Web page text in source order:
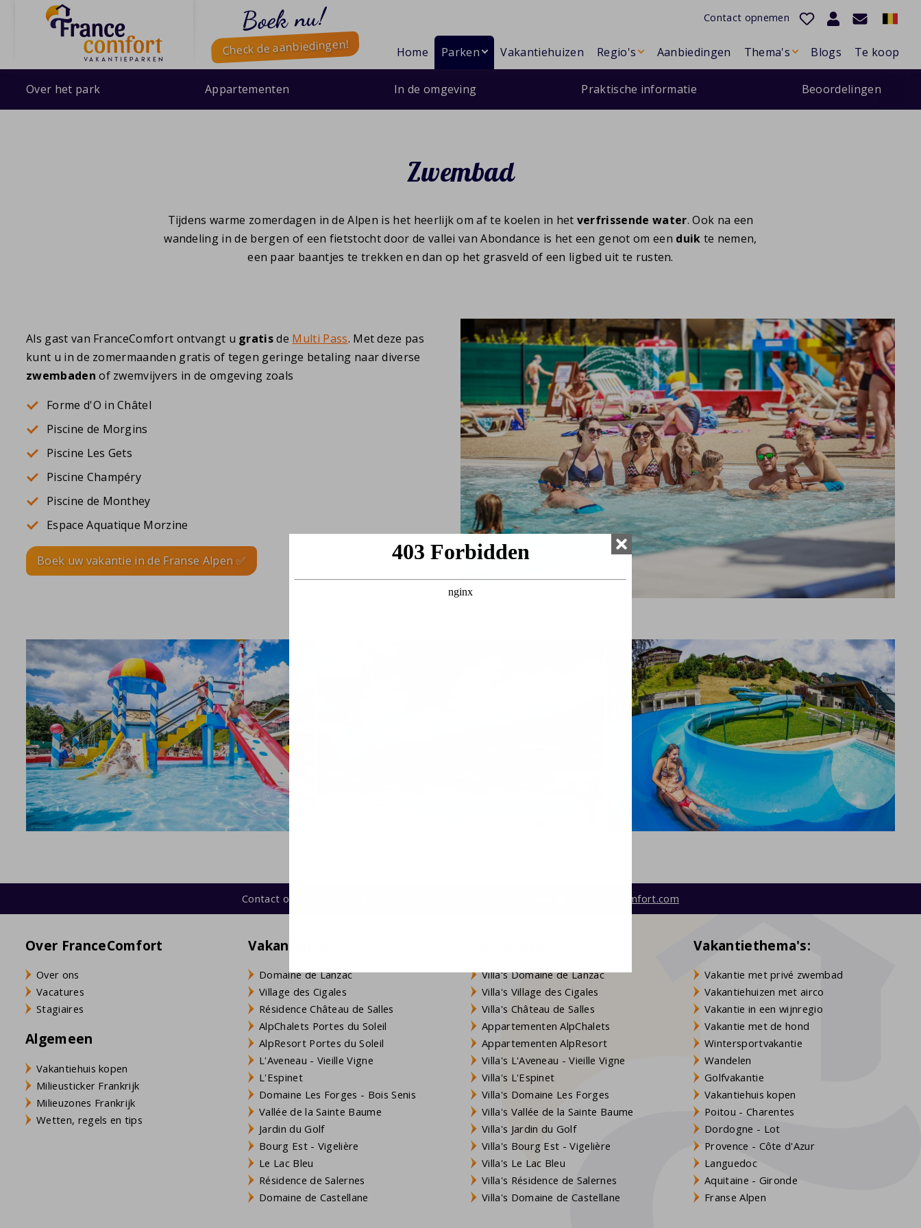
Boek nu!
Check de aanbiedingen!
Contact opnemen
Home Parken Vakantiehuizen Regio's Aanbiedingen Thema's Blogs Te koop
Over het park Appartementen In de omgeving Praktische informatie Beoordelingen
Zwembad
Tijdens warme zomerdagen in de Alpen is het heerlijk om af te koelen in het verfrissende water. Ook na een
wandeling in de bergen of een fietstocht door de vallei van Abondance is het een genot om een duik te nemen,
een paar baantjes te trekken en dan op het grasveld of een ligbed uit te rusten.
Als gast van FranceComfort ontvangt u gratisde Multi Pass. Met deze pas
kunt u in de zomermaanden gratis of tegen geringe betaling naar diverse
zwembaden of zwemvijvers in de omgeving zoals
Forme d'O in Châtel
Piscine de Morgins
Piscine Les Gets
Piscine Champéry
Piscine de Monthey
Espace Aquatique Morzine
Boek uw vakantie in de Franse Alpen ✅
Contact opnemen: nl@francecomfort.com
Over FranceComfort
Over ons
Vacatures
Stagiaires
Algemeen
Vakantiehuis kopen
Milieusticker Frankrijk
Milieuzones Frankrijk
Wetten, regels en tips
Vakantieparken
Domaine de Lanzac
Village des Cigales
Résidence Château de Salles
AlpChalets Portes du Soleil
AlpResort Portes du Soleil
L'Aveneau - Vieille Vigne
L'Espinet
Domaine Les Forges - Bois Senis
Vallée de la Sainte Baume
Jardin du Golf
Bourg Est - Vigelière
Le Lac Bleu
Résidence de Salernes
Domaine de Castellane
Villa's Domaine de Lanzac
Villa's Village des Cigales
Villa's Château de Salles
Appartementen AlpChalets
Appartementen AlpResort
Villa's L'Aveneau - Vieille Vigne
Villa's L'Espinet
Villa's Domaine Les Forges
Villa's Vallée de la Sainte Baume
Villa's Jardin du Golf
Villa's Bourg Est - Vigelière
Villa's Le Lac Bleu
Villa's Résidence de Salernes
Villa's Domaine de Castellane
Vakantiethema's:
Vakantie met privé zwembad
Vakantiehuizen met airco
Vakantie in een wijnregio
Vakantie met de hond
Wintersportvakantie
Wandelen
Golfvakantie
Vakantiehuis kopen
Poitou - Charentes
Dordogne - Lot
Provence - Côte d'Azur
Languedoc
Aquitaine - Gironde
Franse Alpen